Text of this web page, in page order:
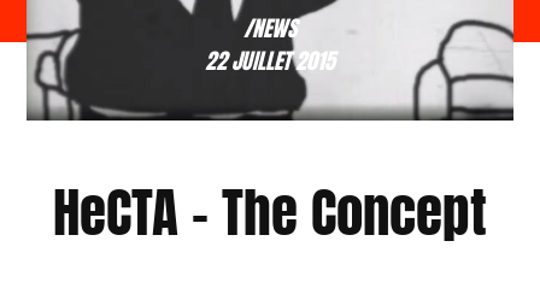
/NEWS
22 JUILLET 2015
HeCTA – The Concept